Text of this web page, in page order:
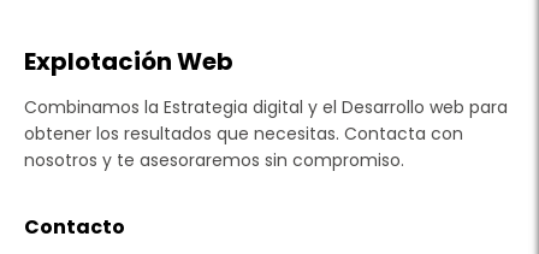
Explotación Web
Combinamos la Estrategia digital y el Desarrollo web para
obtener los resultados que necesitas. Contacta con
nosotros y te asesoraremos sin compromiso.
Contacto